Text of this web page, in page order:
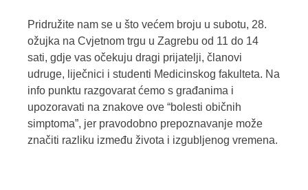
Pridružite nam se u što većem broju u subotu, 28.
ožujka na Cvjetnom trgu u Zagrebu od 11 do 14
sati, gdje vas očekuju dragi prijatelji, članovi
udruge, liječnici i studenti Medicinskog fakulteta. Na
info punktu razgovarat ćemo s građanima i
upozoravati na znakove ove “bolesti običnih
simptoma”, jer pravodobno prepoznavanje može
značiti razliku između života i izgubljenog vremena.